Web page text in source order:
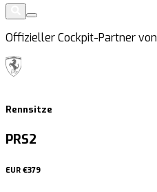
Offizieller Cockpit-Partner von
Rennsitze
PRS2
EUR €379